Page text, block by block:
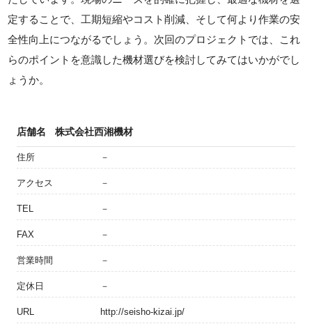
定することで、工期短縮やコスト削減、そして何より作業の安
全性向上につながるでしょう。次回のプロジェクトでは、これ
らのポイントを意識した機材選びを検討してみてはいかがでし
ょうか。
店舗名 株式会社西湘機材
住所 －
アクセス －
TEL －
FAX －
営業時間 －
定休日 －
URL http://seisho-kizai.jp/